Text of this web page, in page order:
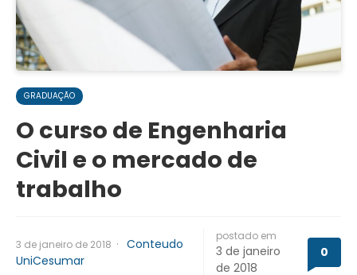
GRADUAÇÃO
O curso de Engenharia
Civil e o mercado de
trabalho
3 de janeiro de 2018 · Conteudo
UniCesumar
postado em
3 de janeiro
de 2018
0